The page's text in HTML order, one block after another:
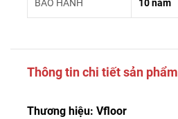
BẢO HÀNH 10 năm
Thông tin chi tiết sản phẩm
Thương hiệu: Vfloor